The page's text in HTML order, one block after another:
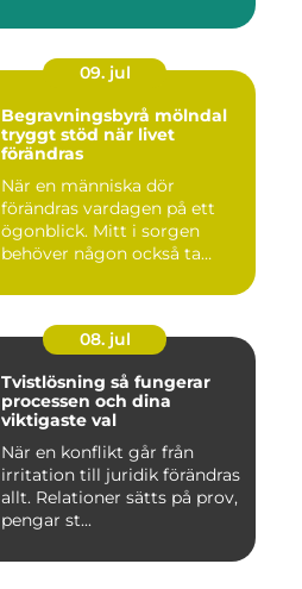
09. jul
Begravningsbyrå mölndal
tryggt stöd när livet
förändras
När en människa dör
förändras vardagen på ett
ögonblick. Mitt i sorgen
behöver någon också ta
08. jul
Tvistlösning så fungerar
processen och dina
viktigaste val
När en konflikt går från
irritation till juridik förändras
allt. Relationer sätts på prov,
pengar st...